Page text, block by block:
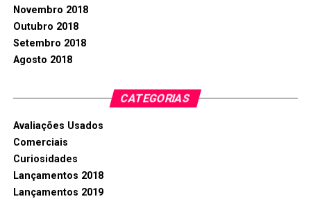
Novembro 2018
Outubro 2018
Setembro 2018
Agosto 2018
CATEGORIAS
Avaliações Usados
Comerciais
Curiosidades
Lançamentos 2018
Lançamentos 2019